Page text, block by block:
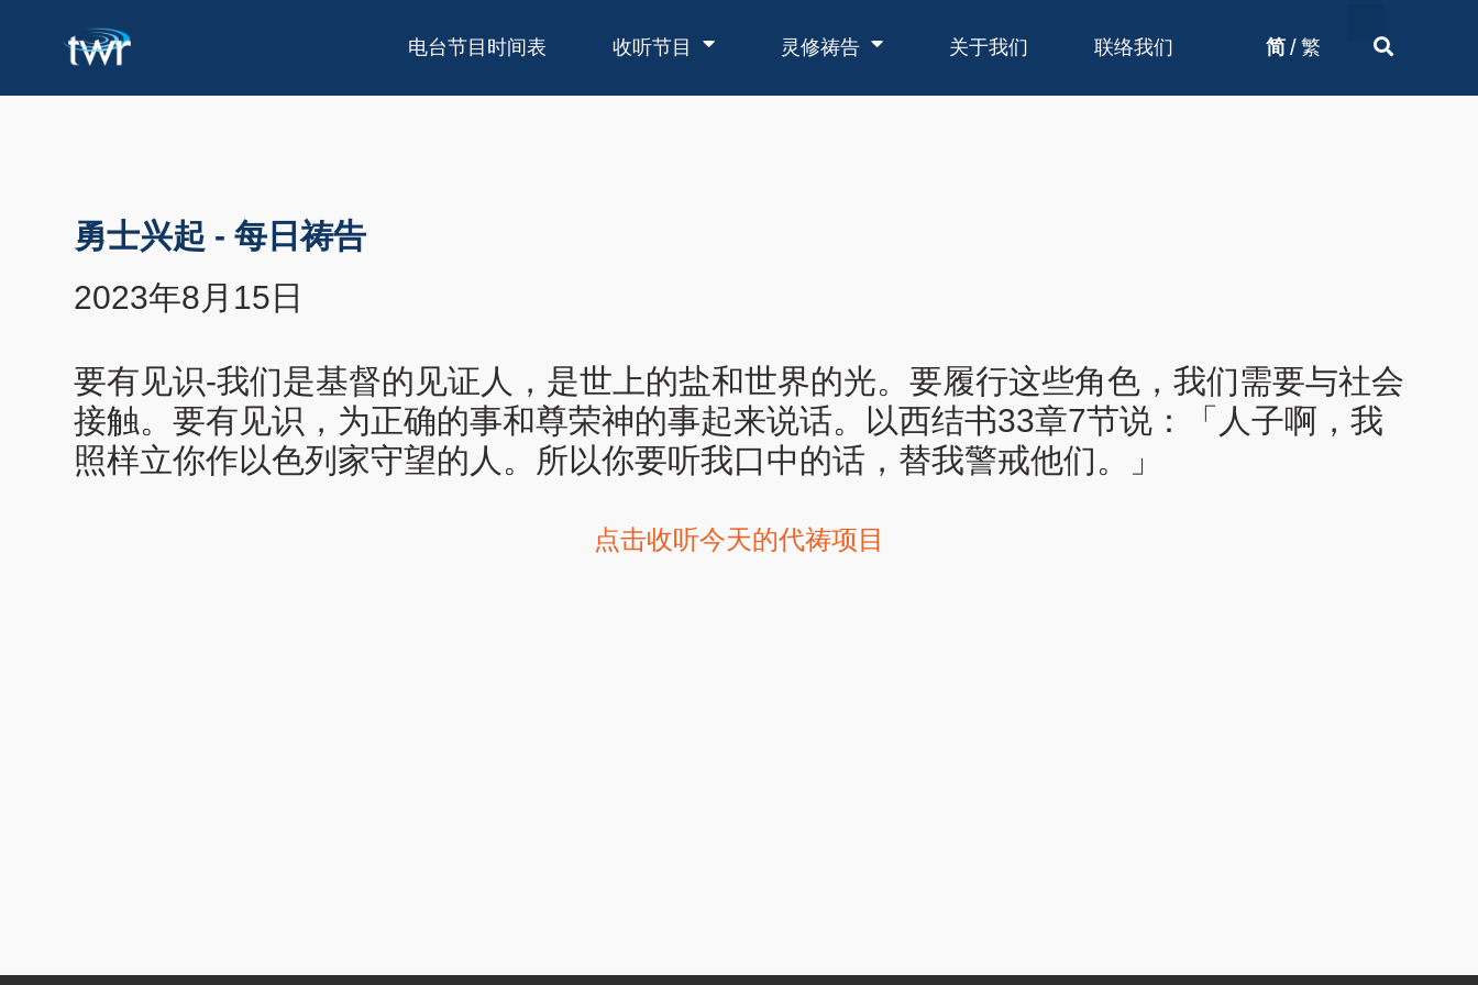
电台节目时间表 收听节目 灵修祷告 关于我们 联络我们 简 / 繁
勇士兴起 - 每日祷告
2023年8月15日
要有见识-我们是基督的见证人，是世上的盐和世界的光。要履行这些角色，我们需要与社会
接触。要有见识，为正确的事和尊荣神的事起来说话。以西结书33章7节说：「人子啊，我
照样立你作以色列家守望的人。所以你要听我口中的话，替我警戒他们。」
点击收听今天的代祷项目